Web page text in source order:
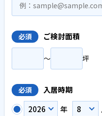
必須 ご検討面積
〜 坪
必須
入居時期
年